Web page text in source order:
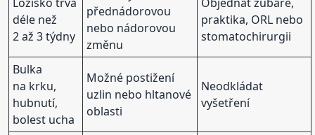
déle než
2 až 3 týdny
přednádorovou
nebo nádorovou
změnu
praktika, ORL nebo
stomatochirurgii
Bulka
na krku,
hubnutí,
bolest ucha
Možné postižení
uzlin nebo hltanové
oblasti
Neodkládat
vyšetření